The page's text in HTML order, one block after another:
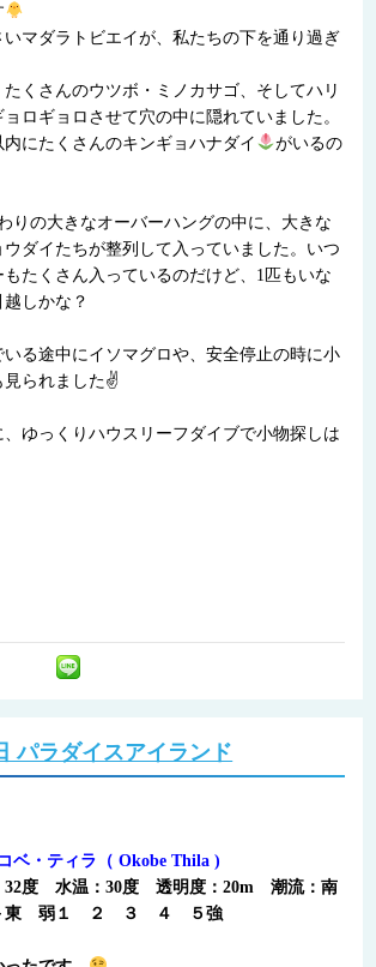
いマダラトビエイが、私たちの下を通り過ぎ
たくさんのウツボ・ミノカサゴ、そしてハリ
ロギョロさせて穴の中に隠れていました。
にたくさんのキンギョハナダイ
がいるの
りの大きなオーバーハングの中に、大きな
ウダイたちが整列して入っていました。いつ
もたくさん入っているのだけど、1匹もいな
しかな？
る途中にイソマグロや、安全停止の時に小
見られました✌
ゆっくりハウスリーフダイブで小物探しは
パラダイスアイランド
ベ・ティラ（ Okobe Thila )
32度 水温：30度 透明度：20m 潮流：南
弱１ ２ ３ ４ ５強